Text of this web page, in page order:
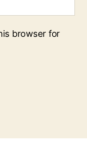
browser for